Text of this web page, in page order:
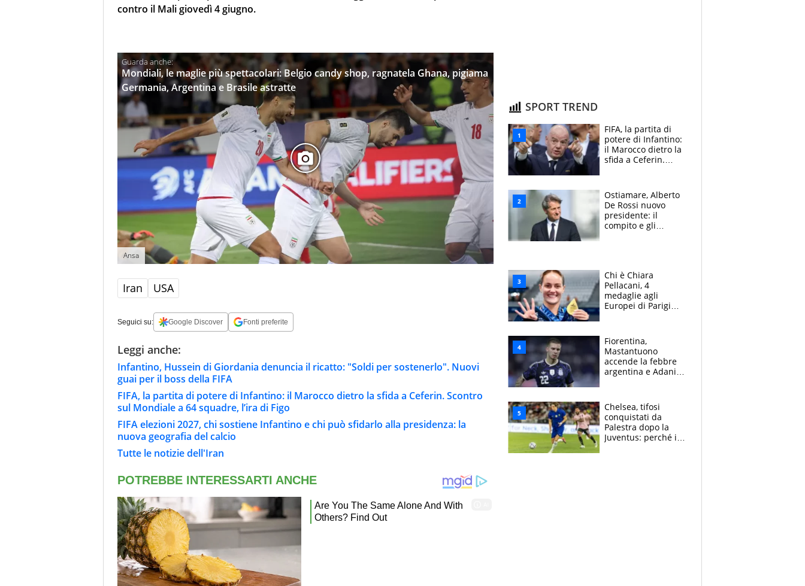
contro il Mali giovedì 4 giugno.
Mondiali, le maglie più spettacolari: Belgio candy shop, ragnatela Ghana, pigiama
Germania, Argentina e Brasile astratte
Ansa
Iran USA
Seguici su: Google Discover Fonti preferite
Leggi anche:
Infantino, Hussein di Giordania denuncia il ricatto: "Soldi per sostenerlo". Nuovi
guai per il boss della FIFA
FIFA, la partita di potere di Infantino: il Marocco dietro la sfida a Ceferin. Scontro
sul Mondiale a 64 squadre, l’ira di Figo
FIFA elezioni 2027, chi sostiene Infantino e chi può sfidarlo alla presidenza: la
nuova geografia del calcio
Tutte le notizie dell'Iran
SPORT TREND
FIFA, la partita di
potere di Infantino:
il Marocco dietro la
sfida a Ceferin.
squadre, l’ira di Figo
Ostiamare, Alberto
De Rossi nuovo
presidente: il
compito e gli
Chi è Chiara
Pellacani, 4
medaglie agli
Europei di Parigi
giornalista, mamma
insegnante e il
fratello calciatore
Fiorentina,
Mastantuono
accende la febbre
argentina e Adani
festa’ a Commisso
Chelsea, tifosi
conquistati da
Palestra dopo la
Juventus: perché i